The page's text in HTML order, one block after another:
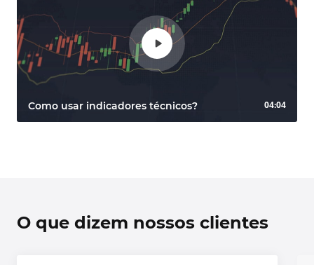
Como usar indicadores técnicos? 04:04
O que dizem nossos clientes